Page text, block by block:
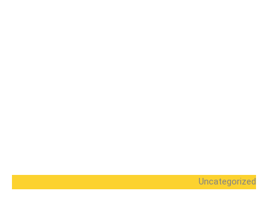
Uncategorized